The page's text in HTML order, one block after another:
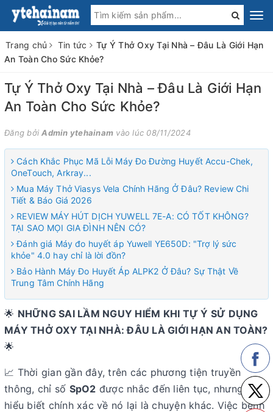
Trang chủ Tin tức
Tự Ý Thở Oxy Tại Nhà – Đâu Là Giới Hạn
An Toàn Cho Sức Khỏe?
Tự Ý Thở Oxy Tại Nhà – Đâu Là Giới Hạn
An Toàn Cho Sức Khỏe?
Đăng bởiAdmin ytehainam vào lúc 08/11/2024
Cách Khắc Phục Mã Lỗi Máy Đo Đường Huyết Accu-Chek,
OneTouch, Arkray...
Mua Máy Thở Viasys Vela Chính Hãng Ở Đâu? Review Chi
Tiết & Báo Giá 2026
REVIEW MÁY HÚT DỊCH YUWELL 7E-A: CÓ TỐT KHÔNG?
TẠI SAO MỌI GIA ĐÌNH NÊN CÓ?
Đánh giá Máy đo huyết áp Yuwell YE650D: "Trợ lý sức
khỏe" 4.0 hay chỉ là lời đồn?
Bảo Hành Máy Đo Huyết Áp ALPK2 Ở Đâu? Sự Thật Về
Trung Tâm Chính Hãng
🌟 NHỮNG SAI LẦM NGUY HIỂM KHI TỰ Ý SỬ DỤNG
MÁY THỞ OXY TẠI NHÀ: ĐÂU LÀ GIỚI HẠN AN TOÀN?
🌟
📈 Thời gian gần đây, trên các phương tiện truyền
thông, chỉ số SpO2 được nhắc đến liên tục, nhưng sự
hiểu biết chính xác về nó lại là chuyện khác. Việc bệnh